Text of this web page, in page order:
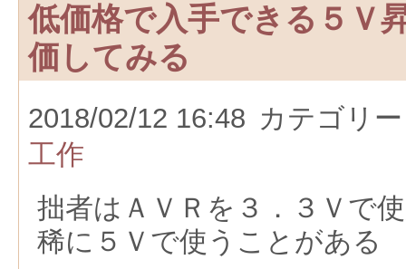
低価格で入手できる５Ｖ
価してみる
2018/02/12 16:48 カテゴリ
工作
拙者はＡＶＲを３．３Ｖで
稀に５Ｖで使うことがある